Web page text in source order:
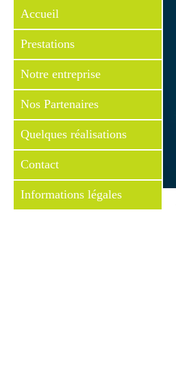
Accueil
Prestations
Notre entreprise
Nos Partenaires
Quelques réalisations
Contact
Informations légales